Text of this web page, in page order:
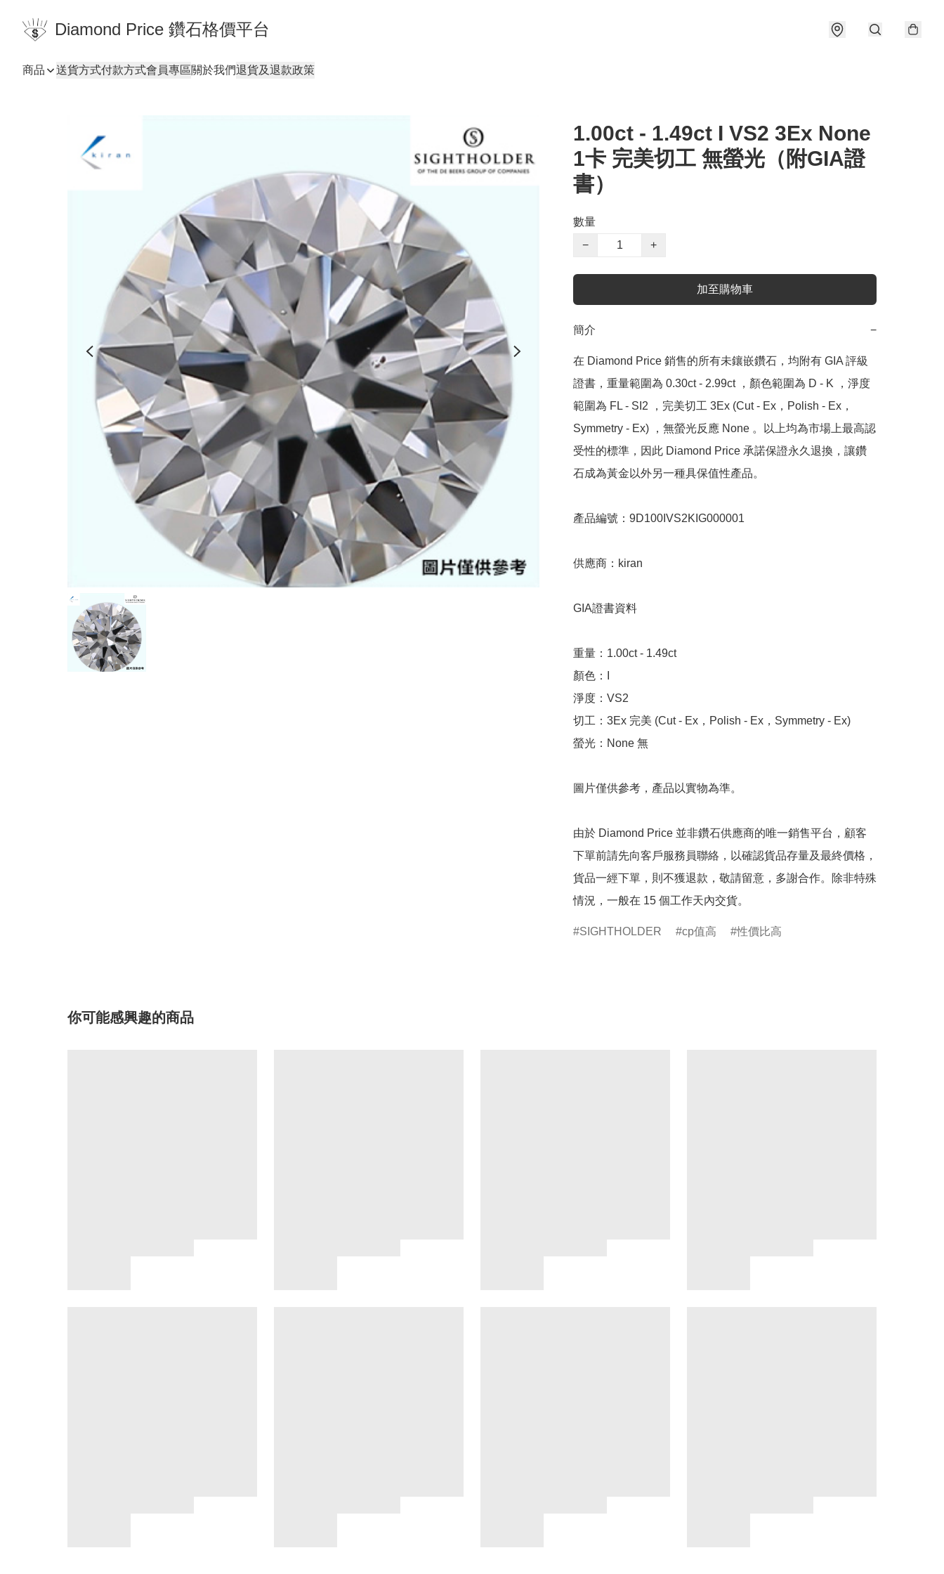
Diamond Price 鑽石格價平台
商品 送貨方式付款方式會員專區關於我們退貨及退款政策
1.00ct - 1.49ct I VS2 3Ex None
1卡 完美切工 無螢光（附GIA證
書）
數量
−
+
加至購物車
簡介 −
在 Diamond Price 銷售的所有未鑲嵌鑽石，均附有 GIA 評級
證書，重量範圍為 0.30ct - 2.99ct ，顏色範圍為 D - K ，淨度
範圍為 FL - SI2 ，完美切工 3Ex (Cut - Ex，Polish - Ex，
Symmetry - Ex) ，無螢光反應 None 。以上均為市場上最高認
受性的標準，因此 Diamond Price 承諾保證永久退換，讓鑽
石成為黃金以外另一種具保值性產品。
產品編號：9D100IVS2KIG000001
供應商：kiran
GIA證書資料
重量：1.00ct - 1.49ct
顏色：I
淨度：VS2
切工：3Ex 完美 (Cut - Ex，Polish - Ex，Symmetry - Ex)
螢光：None 無
圖片僅供參考，產品以實物為準。
由於 Diamond Price 並非鑽石供應商的唯一銷售平台，顧客
下單前請先向客戶服務員聯絡，以確認貨品存量及最終價格，
貨品一經下單，則不獲退款，敬請留意，多謝合作。除非特殊
情況，一般在 15 個工作天內交貨。
SIGHTHOLDER cp值高 性價比高
你可能感興趣的商品